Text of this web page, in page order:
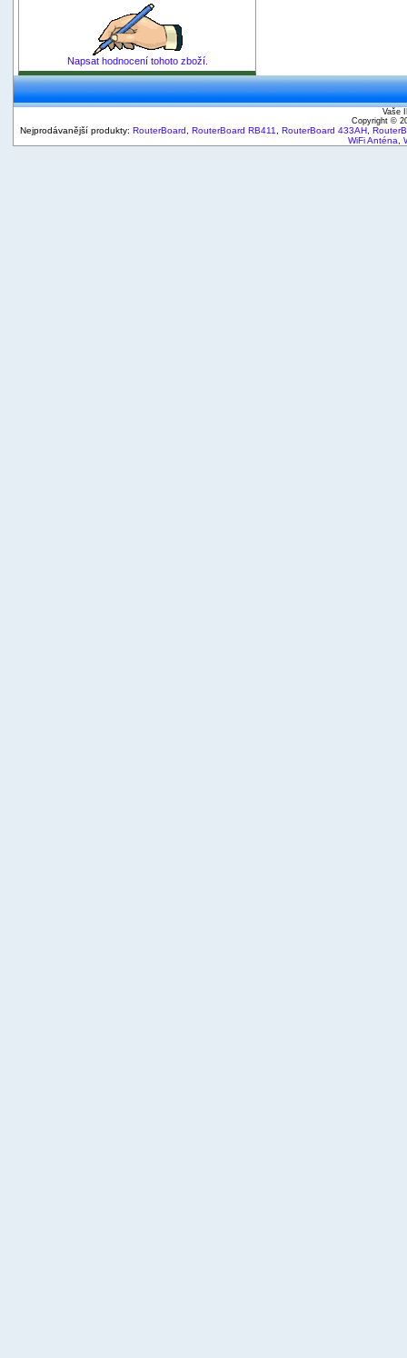
Napsat hodnocení tohoto zboží.
Vaše
Copyright ©
Nejprodávanější produkty: RouterBoard RouterBoard RB411 RouterBoard 433AH
WiFi Anténa